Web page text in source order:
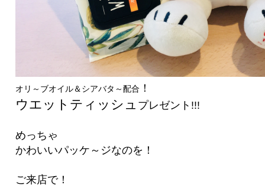
オリ～ブオイル＆シアバタ～配合 ！
ウエットティッシュ プレゼント!!!
めっちゃ
かわいいパッケ～ジなのを！
ご来店で！